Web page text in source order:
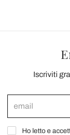
Iscriviti
Ho letto e